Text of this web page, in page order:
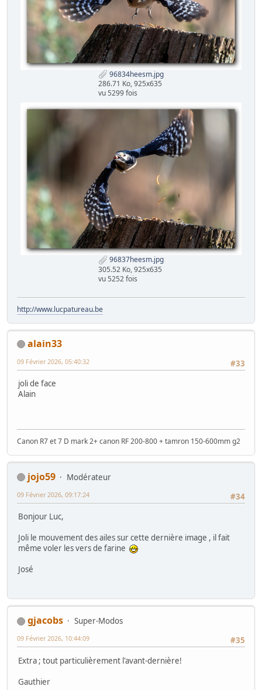
96834heesm.jpg
286.71 Ko, 925x635
vu 5299 fois
96837heesm.jpg
305.52 Ko, 925x635
vu 5252 fois
http://www.lucpatureau.be
alain33
#33
09 Février 2026, 05:40:32
joli de face
Alain
Canon R7 et 7 D mark 2+ canon RF 200-800 + tamron 150-600mm g2
jojo59
Modérateur
#34
09 Février 2026, 09:17:24
Bonjour Luc,
Joli le mouvement des ailes sur cette dernière image , il fait
même voler les vers de farine
José
gjacobs
Super-Modos
#35
09 Février 2026, 10:44:09
Extra ; tout particulièrement l'avant-dernière!
Gauthier